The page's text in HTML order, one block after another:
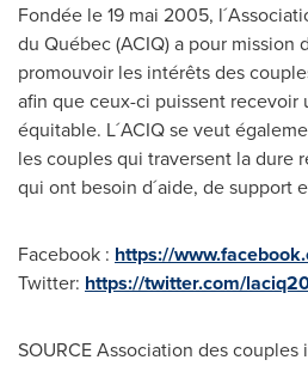
Fondée le 19 mai 2005,
du Québec (ACIQ) a pour mission
promouvoir les intérêts des
afin que ceux-ci puissent
équitable. L´ACIQ se veut
les couples qui traversent la dure
qui ont besoin d´aide, de support
Facebook : https://
Twitter: https://twitter.com/
SOURCE Association des